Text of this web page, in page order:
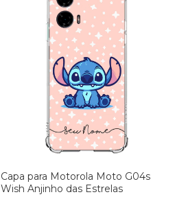
Capa para Motorola Moto G04s
Wish Anjinho das Estrelas